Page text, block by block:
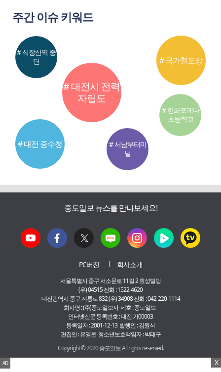
주간 이슈 키워드
# 대전시 전력
자립도
# 대전 중수청
# 국가철도망
# 식장산역 중
단
# 서남부터미
널
# 한화포레나
초등학교
중도일보 뉴스를 만나보세요!
PC버전 회사소개
서울특별시 중구 서소문로 11길 2 효성빌딩
(우) 04515 전화 : 1522-4620
대전광역시 중구 계룡로 832 (우) 34908 전화 : 042-220-1114
회사명 : (주)중도일보사 제호 : 중도일보
인터넷신문 등록번호 : 대전 가00003
등록일자 : 2001-12-13 발행인 : 김원식
편집인 : 유영돈 청소년보호책임자 : 박태구
Copyright © 2020 중도일보 All rights reserved.
AD X